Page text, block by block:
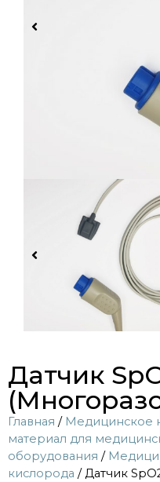
Датчик
Главная / Медицинское
материал для
оборудования /
кислорода / Датчик